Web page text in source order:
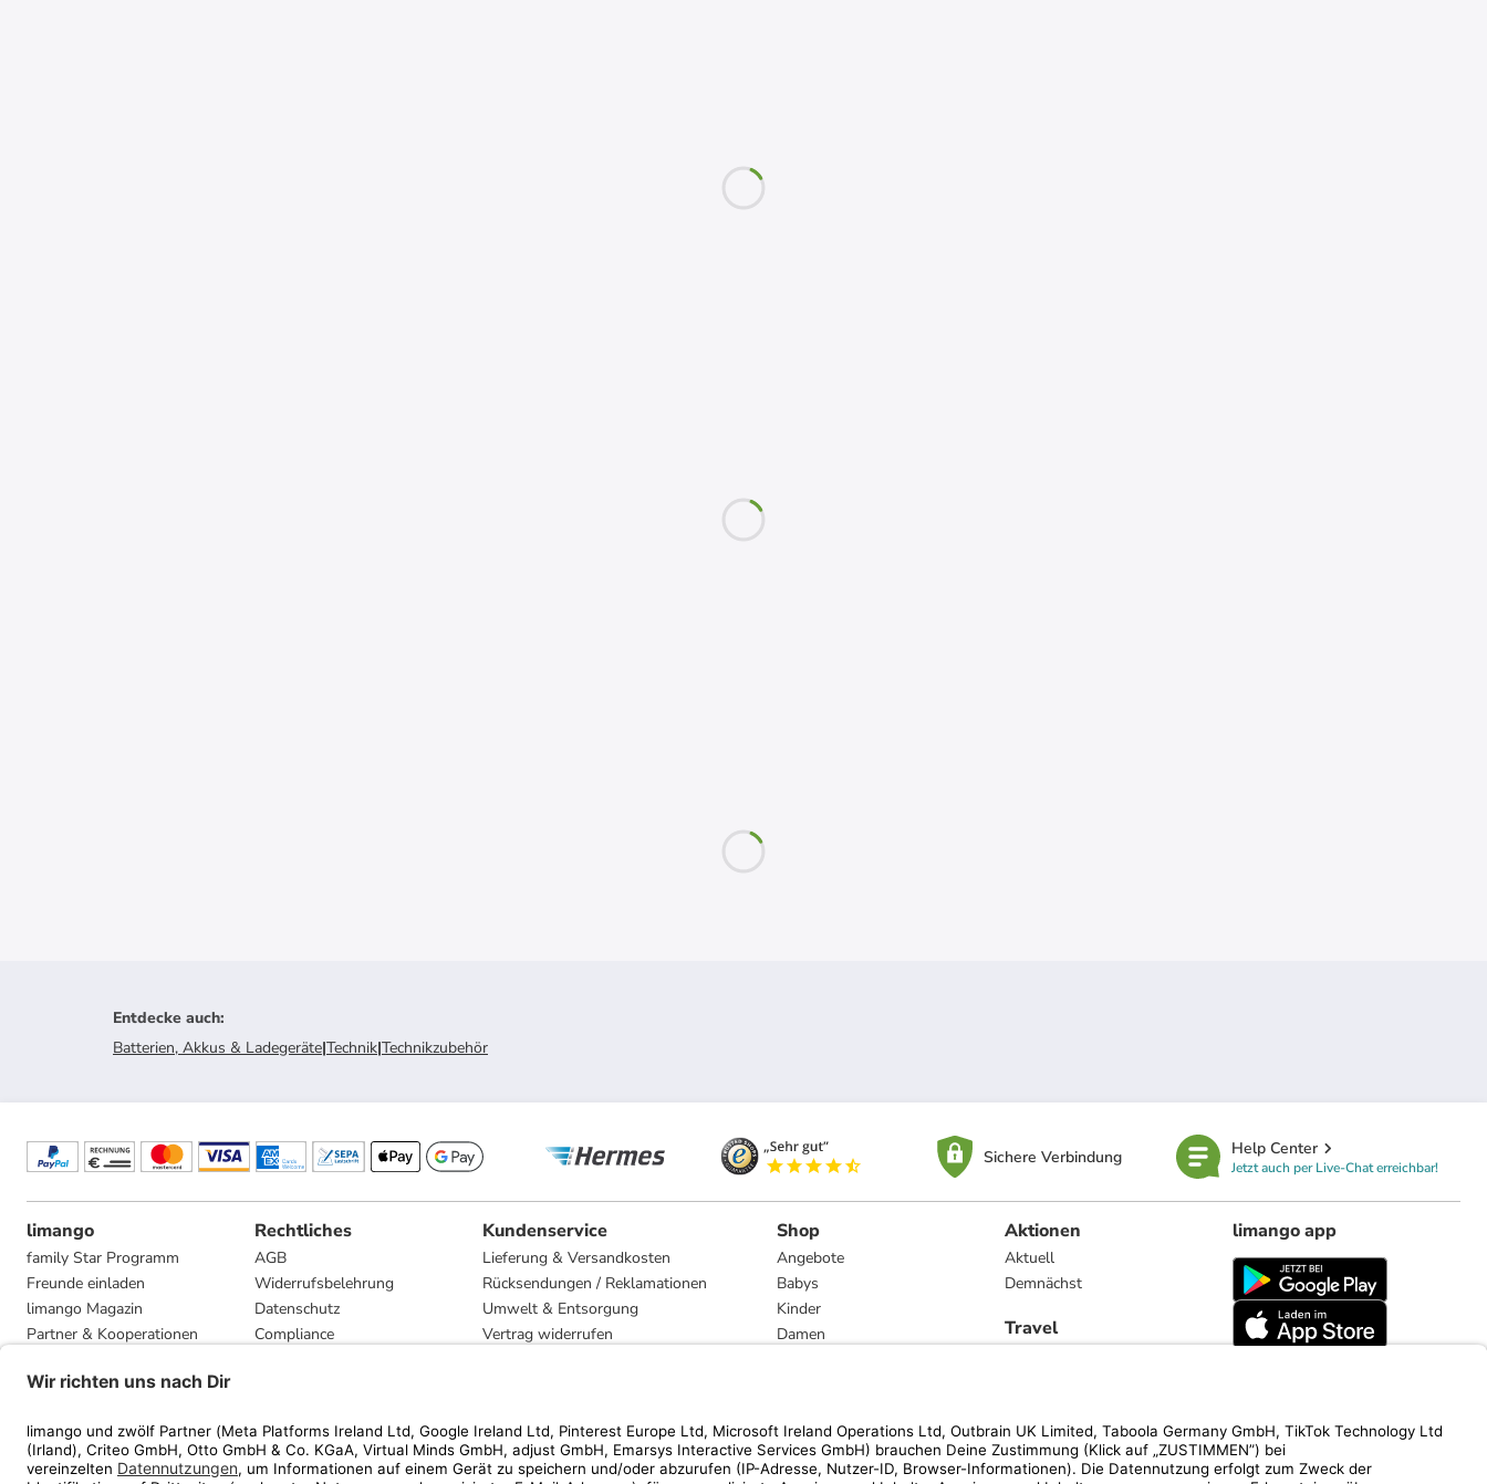
Entdecke auch:
Batterien, Akkus & Ladegeräte|Technik|Technikzubehör
Sichere Verbindung Help Center
Jetzt auch per Live-Chat erreichbar!
limango
family Star Programm
Freunde einladen
limango Magazin
Partner & Kooperationen
Presse
Rechtliches
AGB
Widerrufsbelehrung
Datenschutz
Compliance
Kundenservice
Lieferung & Versandkosten
Rücksendungen / Reklamationen
Umwelt & Entsorgung
Vertrag widerrufen
Shop
Angebote
Babys
Kinder
Damen
Marken
Aktionen
Aktuell
Demnächst
Travel
limango app